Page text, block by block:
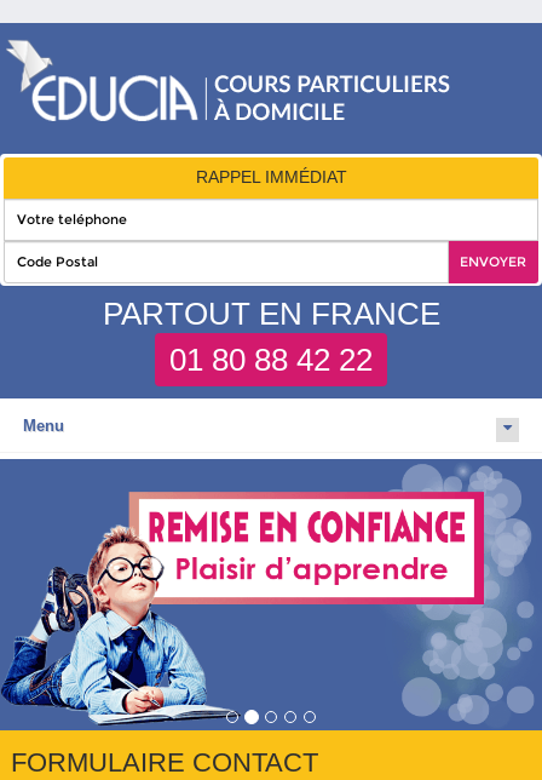
RAPPEL IMMÉDIAT
PARTOUT EN FRANCE
01 80 88 42 22
Menu
FORMULAIRE CONTACT